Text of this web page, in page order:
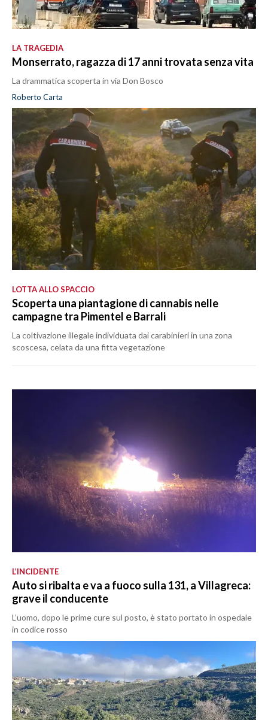
LA TRAGEDIA
Monserrato, ragazza di 17 anni trovata senza vita
La drammatica scoperta in via Don Bosco
Roberto Carta
LOTTA ALLO SPACCIO
Scoperta una piantagione di cannabis nelle
campagne tra Pimentel e Barrali
La coltivazione illegale individuata dai carabinieri in una zona
scoscesa, celata da una fitta vegetazione
L’INCIDENTE
Auto si ribalta e va a fuoco sulla 131, a Villagreca:
grave il conducente
L’uomo, dopo le prime cure sul posto, è stato portato in ospedale
in codice rosso